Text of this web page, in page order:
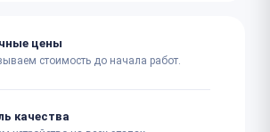
цены
стоимость до начала работ.
качества